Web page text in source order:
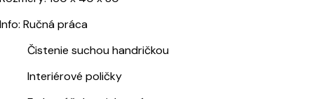
Info: Ručná práca
Čistenie suchou handričkou
Interiérové poličky